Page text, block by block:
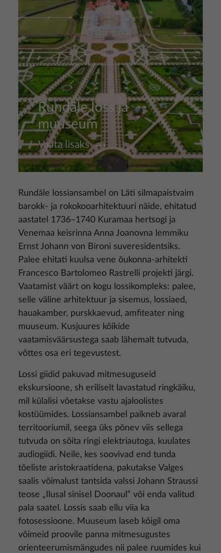
Rundāle loss ja
muuseum
Vaata lisaks
Rundāle lossiansambel on Läti silmapaistvaim
barokk- ja rokokooarhitektuuri näide, ehitatud
aastatel 1736–1740 Kuramaa hertsogi ja
Venemaa keisrinna Anna Joanovna lemmiku
Ernst Johann von Bironi suveresidentsiks.
Palee ehitati kuulsa vene õukonna-arhitekti
Francesco Bartolomeo Rastrelli projekti järgi.
Vaatamist väärt on kogu lossikompleks: palee,
selle väline arhitektuur ja sisemus, lossiaed,
hauakamber, purskkaevud, amfiteater ning
muuseum. Kusjuures kõikide
vaatamisväärsustega saab lähemalt tutvuda,
võttes osa eri tegevustest.
Lossi giidid pakuvad mitmesuguseid
ekskursioone, sh eriliselt lavastatud ringkäiku,
mil külalisi võetakse vastu ajaloolistes
kostüümides. Lossiansambel paikneb avaral
territooriumil, seega üks põnev viis sellega
tutvuda on sõita ringi elektriautoga, kuulates
audiogiidi. Neile, kes soovivad end tunda
tõeliste aristokraatidena, pakutakse Valges
saalis võimalust tantsida valssi Johann Straussi
teose „Ilusal sinisel Doonaul“ või enda valitud
pala saatel. Lossis saab ellu viia ka
fotosessioone. Muuseum laseb kõigil oma
võimeid proovile panna mitmesugustes
orienteerumismängudes nii palee ruumides kui